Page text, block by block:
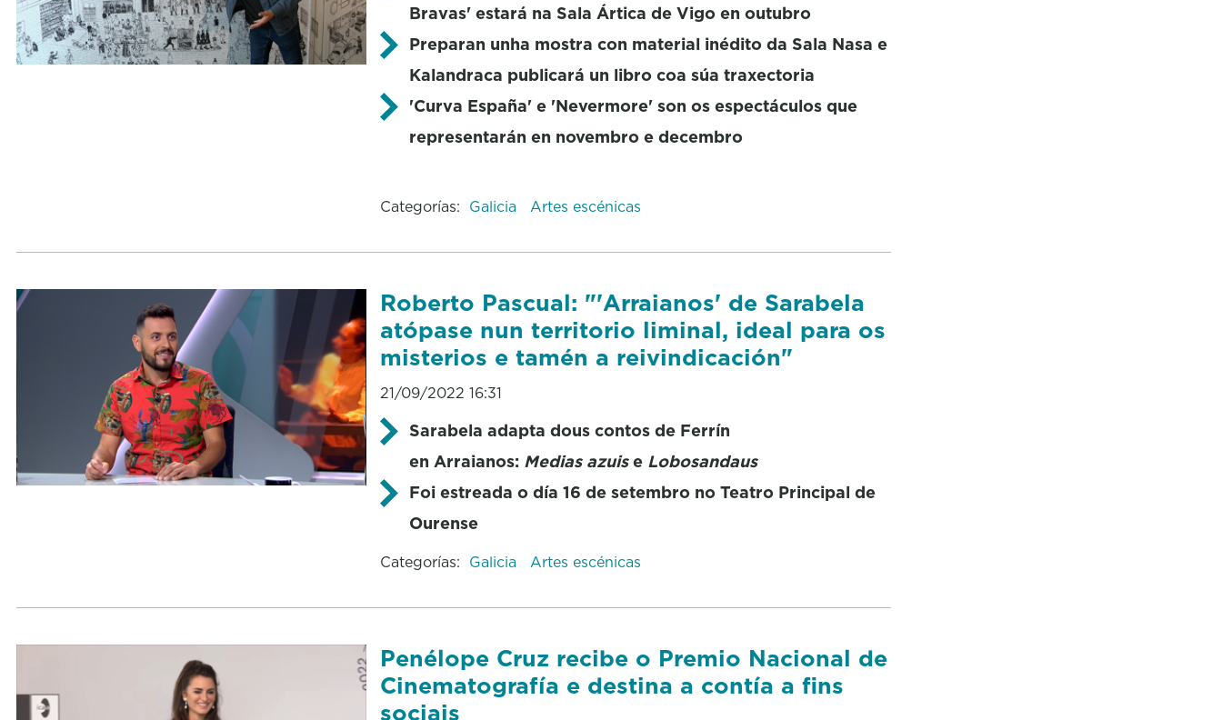
Bravas' estará na Sala Ártica de Vigo en outubro
Preparan unha mostra con material inédito da Sala Nasa e
Kalandraca publicará un libro coa súa traxectoria
'Curva España' e 'Nevermore' son os espectáculos que
representarán en novembro e decembro
Categorías: Galicia Artes escénicas
Roberto Pascual: "'Arraianos' de Sarabela
atópase nun territorio liminal, ideal para os
misterios e tamén a reivindicación"
21/09/2022 16:31
Sarabela adapta dous contos de Ferrín
en Arraianos: Medias azuise Lobosandaus
Foi estreada o día 16 de setembro no Teatro Principal de
Ourense
Categorías: Galicia Artes escénicas
Penélope Cruz recibe o Premio Nacional de
Cinematografía e destina a contía a fins
sociais